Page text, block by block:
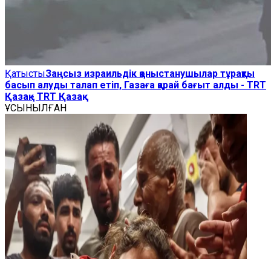
ҚатыстыЗаңсыз израильдік қоныстанушылар тұрақты
басып алуды талап етіп, Газаға қарай бағыт алды - TRT
Қазақ - TRT Қазақ
ҰСЫНЫЛҒАН